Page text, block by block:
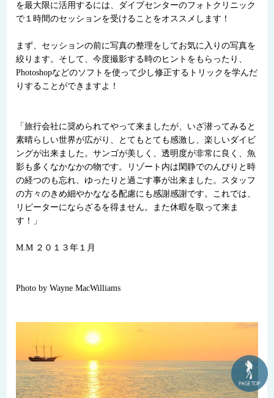
を最大限に活用するには、ダイブセンターのフォトクリニック
で１時間のセッションを受けることをオススメします！
まず、セッションの前に写真の整理をしてお気に入りの写真を
絞ります。そして、今度撮影する時のヒントをもらったり、
Photoshopなどのソフトを使って少し修正するトリックを学んだ
りすることができますよ！
「旅行会社に奨められてやって来ましたが、いざ潜ってみると
素晴らしい世界が広がり、とてもとても感激し、楽しいダイビ
ングが出来ました。サンゴが美しく、透明度が非常に良く、魚
影も多くなかなかの物です。リゾート内は閑静でのんびりと時
の経つのも忘れ、ゆったりと過ごす事が出来ました。スタッフ
の方々のきめ細やかななる配慮にも感謝感謝です。これでは、
リピーターにならざるを得ません。また休暇を取って来ま
す！」
M.M ２０１３年１月
Photo by Wayne MacWilliams